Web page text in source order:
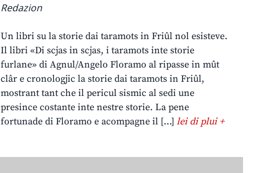
Redazion
Un libri su la storie dai taramots in Friûl nol esisteve.
Il libri «Di scjas in scjas, i taramots inte storie
furlane» di Agnul/Angelo Floramo al ripasse in mût
clâr e cronologjic la storie dai taramots in Friûl,
mostrant tant che il pericul sismic al sedi une
presince costante inte nestre storie. La pene
fortunade di Floramo e acompagne il […]lei di plui +